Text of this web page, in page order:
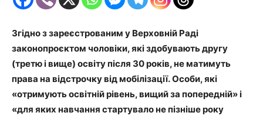
Згідно з зареєстрованим у Верховній Раді
законопроєктом чоловіки, які здобувають другу
(третю і вище) освіту після 30 років, не матимуть
права на відстрочку від мобілізації. Особи, які
«отримують освітній рівень, вищий за попередній» і
«для яких навчання стартувало не пізніше року